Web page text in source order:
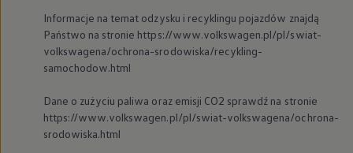
Ochrona i pielęgnacja
Akcesoria do poszczególnych modeli
Rozwiązania transportowe i bagażowe
Elektronika i rozrywka
Usługi cyfrowe
Aplikacje Volkswagen, logowanie i sklep
Znajdź usługi dla swojego modelu
Połączenie telefonu komórkowego z pojazdem
Informacje na temat odzysku i recyklingu pojazdów znajdą
Państwo na stronie https://www.volkswagen.pl/pl/swiat-
volkswagena/ochrona-srodowiska/recykling-
samochodow.html
Dane o zużyciu paliwa oraz emisji CO2 sprawdź na stronie
https://www.volkswagen.pl/pl/swiat-volkswagena/ochrona-
srodowiska.html